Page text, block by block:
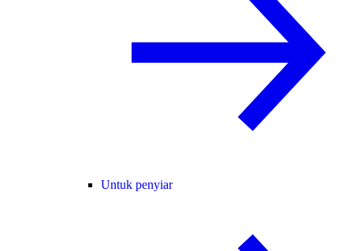
Untuk penyiar